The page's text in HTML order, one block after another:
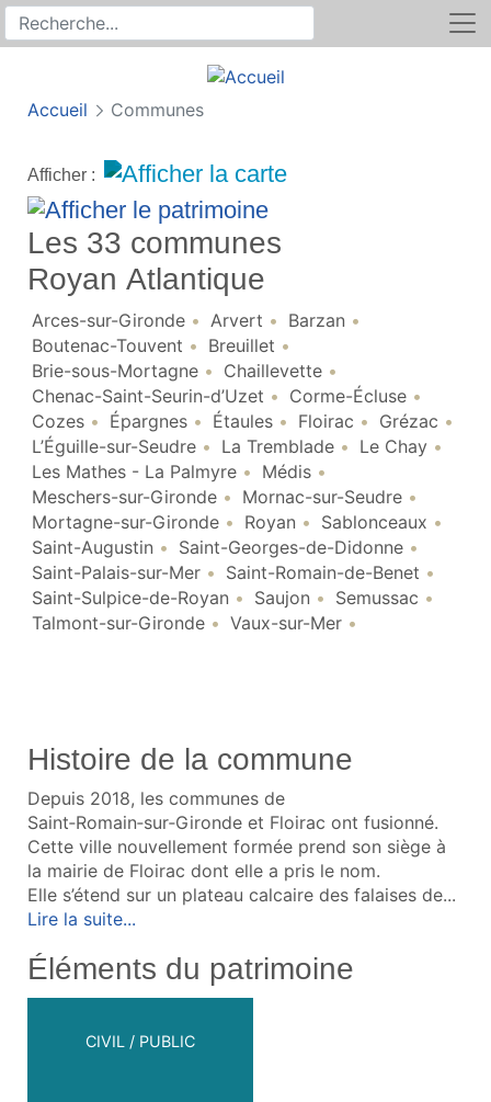
Recherche sur le site
Rechercher
Accueil Communes
Afficher :
Les 33 communes
Royan Atlantique
Arces-sur-Gironde Arvert
Barzan
Boutenac-Touvent
Breuillet
Brie-sous-Mortagne
Chaillevette
Chenac-Saint-Seurin-d’Uzet
Corme-Écluse
Cozes
Épargnes Étaules Floirac
Grézac
L’Éguille-sur-Seudre
La Tremblade
Le Chay
Les Mathes - La Palmyre
Médis
Meschers-sur-Gironde
Mornac-sur-Seudre
Mortagne-sur-Gironde
Royan
Sablonceaux
Saint-Augustin
Saint-Georges-de-Didonne
Saint-Palais-sur-Mer
Saint-Romain-de-Benet
Saint-Sulpice-de-Royan
Saujon
Semussac
Talmont-sur-Gironde
Vaux-sur-Mer
Histoire de la commune
Depuis 2018, les communes de
Saint‑Romain‑sur‑Gironde et Floirac ont fusionné.
Cette ville nouvellement formée prend son siège à
la mairie de Floirac dont elle a pris le nom.
Elle s’étend sur un plateau calcaire des falaises de...
Lire la suite...
Éléments du patrimoine
CIVIL / PUBLIC